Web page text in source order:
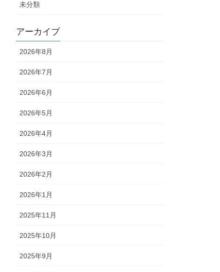
未分類
アーカイブ
2026年8月
2026年7月
2026年6月
2026年5月
2026年4月
2026年3月
2026年2月
2026年1月
2025年11月
2025年10月
2025年9月